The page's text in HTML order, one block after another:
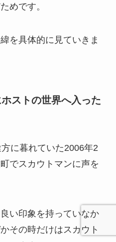
めです。
を具体的に見ていきま
ストの世界へ入った
に暮れていた2006年2
でスカウトマンに声を
い印象を持っていなか
その時だけはスカウト